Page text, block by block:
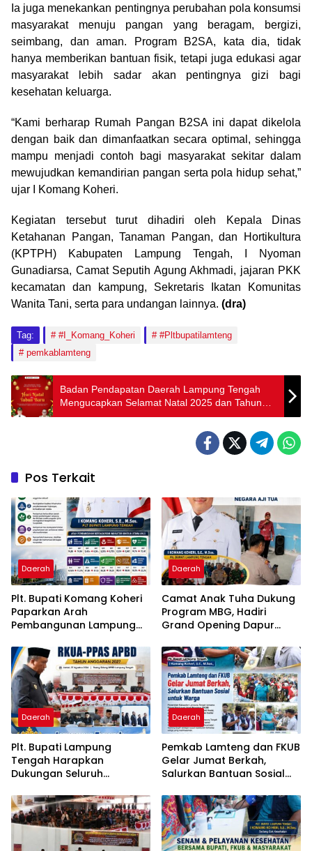
Ia juga menekankan pentingnya perubahan pola konsumsi
masyarakat menuju pangan yang beragam, bergizi,
seimbang, dan aman. Program B2SA, kata dia, tidak
hanya memberikan bantuan fisik, tetapi juga edukasi agar
masyarakat lebih sadar akan pentingnya gizi bagi
kesehatan keluarga.
“Kami berharap Rumah Pangan B2SA ini dapat dikelola
dengan baik dan dimanfaatkan secara optimal, sehingga
mampu menjadi contoh bagi masyarakat sekitar dalam
mewujudkan kemandirian pangan serta pola hidup sehat,”
ujar I Komang Koheri.
Kegiatan tersebut turut dihadiri oleh Kepala Dinas
Ketahanan Pangan, Tanaman Pangan, dan Hortikultura
(KPTPH) Kabupaten Lampung Tengah, I Nyoman
Gunadiarsa, Camat Seputih Agung Akhmadi, jajaran PKK
kecamatan dan kampung, Sekretaris Ikatan Komunitas
Wanita Tani, serta para undangan lainnya. (dra)
Tag: #I_Komang_Koheri
#Pltbupatilamteng
pemkablamteng
Badan Pendapatan Daerah Lampung Tengah
Mengucapkan Selamat Natal 2025 dan Tahun
Baru 2026
Pos Terkait
Daerah
Plt. Bupati Komang Koheri
Paparkan Arah
Pembangunan Lampung
Ekonomi, Infrastruktur dan
Kesejahteraan
Daerah
Camat Anak Tuha Dukung
Program MBG, Hadiri
Grand Opening Dapur
Lampung Tengah
Daerah
Plt. Bupati Lampung
Tengah Harapkan
Dukungan Seluruh
RKUA-PPAS APBD Tahun
2027
Daerah
Pemkab Lamteng dan FKUB
Gelar Jumat Berkah,
Salurkan Bantuan Sosial